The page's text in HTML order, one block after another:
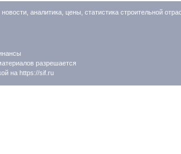
аналитика, цены, статистика строительной
разрешается
на https://sif.ru